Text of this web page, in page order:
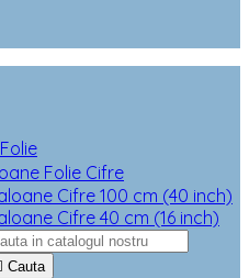
Folie Cifre
Cifre 100 cm (40 inch)
Cifre 40 cm (16 inch)
Cauta